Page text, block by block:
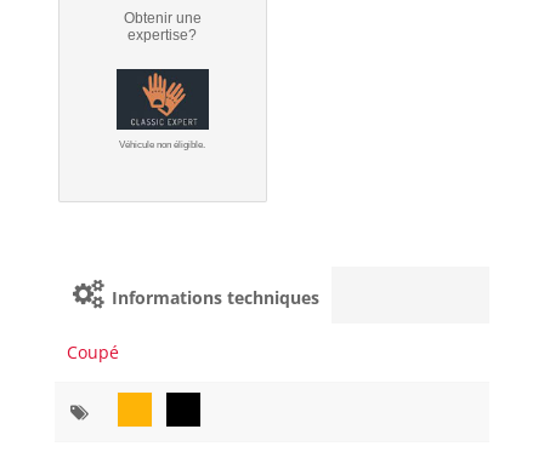
Obtenir une
expertise?
Véhicule non éligible.
Informations techniques
Coupé